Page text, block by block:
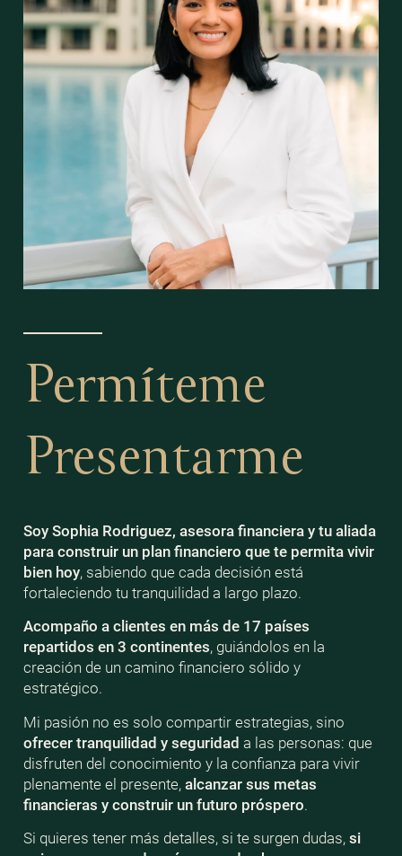
Permíteme
Presentarme
Soy Sophia Rodriguez, asesora financiera y tu aliada
para construir un plan financiero que te permita vivir
bien hoy, sabiendo que cada decisión está
fortaleciendo tu tranquilidad a largo plazo.
Acompaño a clientes en más de 17 países
repartidos en 3 continentes, guiándolos en la
creación de un camino financiero sólido y
estratégico.
Mi pasión no es solo compartir estrategias, sino
ofrecer tranquilidad y seguridad a las personas: que
disfruten del conocimiento y la confianza para vivir
plenamente el presente, alcanzar sus metas
financieras y construir un futuro próspero.
Si quieres tener más detalles, si te surgen dudas, si